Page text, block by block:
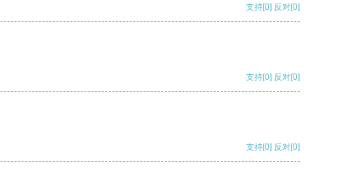
支持[0] 反对[0]
支持[0] 反对[0]
支持[0] 反对[0]